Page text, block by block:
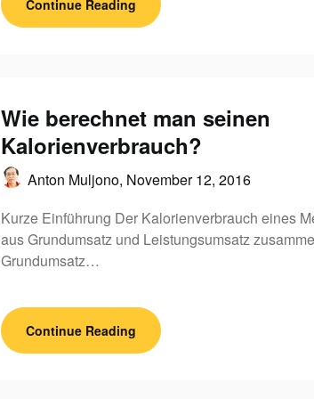
Continue Reading
Wie berechnet man seinen
Kalorienverbrauch?
Anton Muljono, November 12, 2016
Kurze Einführung Der Kalorienverbrauch eines
aus Grundumsatz und Leistungsumsatz
Grundumsatz…
Continue Reading